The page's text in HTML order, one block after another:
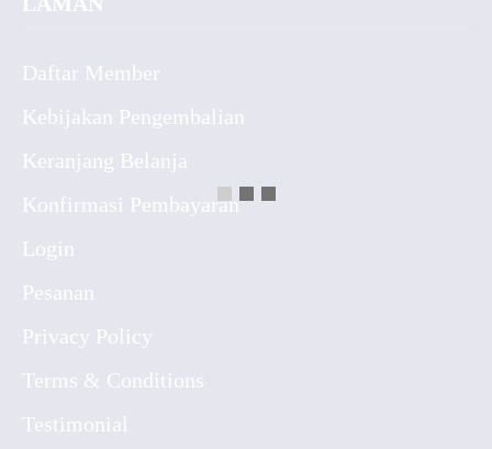
Daftar Member
Kebijakan Pengembalian
Keranjang Belanja
Konfirmasi Pembayaran
Login
Pesanan
Privacy Policy
Terms & Conditions
Testimonial